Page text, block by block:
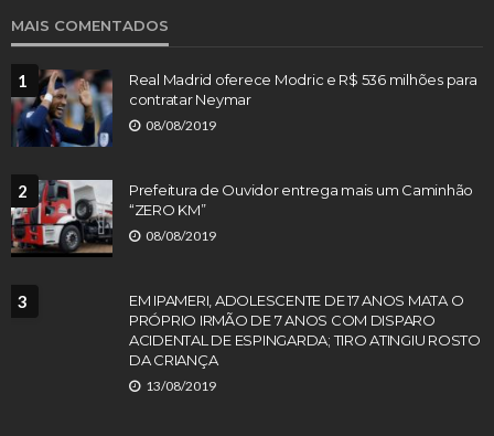
MAIS COMENTADOS
1
Real Madrid oferece Modric e R$ 536 milhões para
contratar Neymar
08/08/2019
2
Prefeitura de Ouvidor entrega mais um Caminhão
“ZERO KM”
08/08/2019
3
EM IPAMERI, ADOLESCENTE DE 17 ANOS MATA O
PRÓPRIO IRMÃO DE 7 ANOS COM DISPARO
ACIDENTAL DE ESPINGARDA; TIRO ATINGIU ROSTO
DA CRIANÇA
13/08/2019